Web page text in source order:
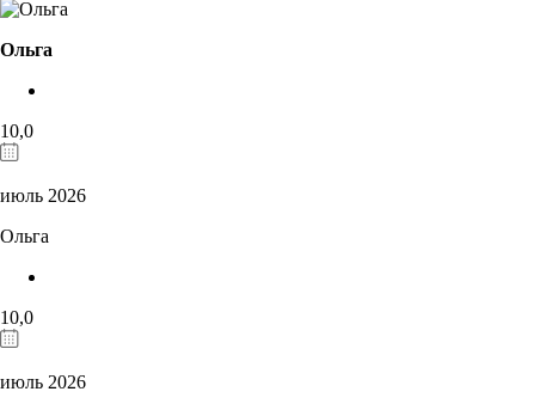
Ольга
10,0
июль 2026
Ольга
10,0
июль 2026